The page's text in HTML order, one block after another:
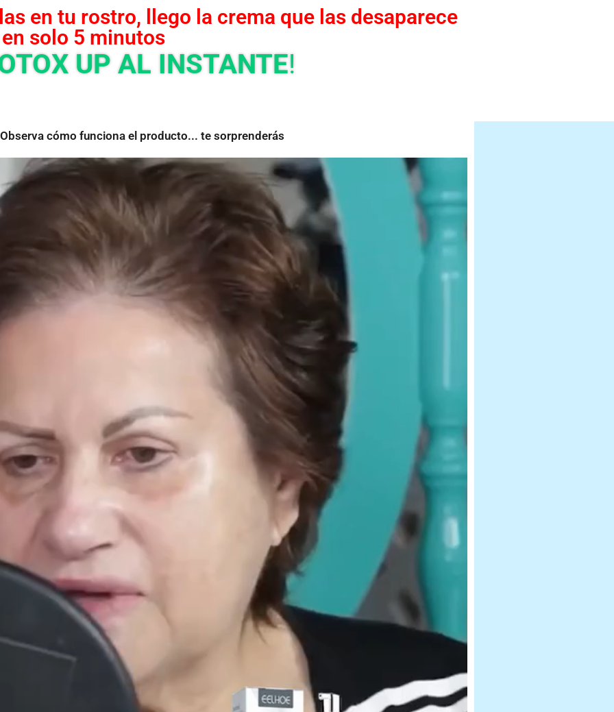
en tu rostro, llego la crema que las desaparece
en solo 5 minutos
UP AL INSTANTE!
cómo funciona el producto... te sorprenderás